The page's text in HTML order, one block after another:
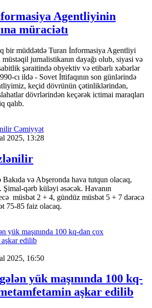
Agentliyinin
müraciətı
bir müddətdə Turan İnformasiya Agentliyi
jurnalistikanın dayağı olub, siyasi və
şəraitində obyektiv və etibarlı xəbərlər
cı ildə - Sovet İttifaqının son günlərində
keçid dövrünün çətinliklərindən,
dövrlərindən keçərək ictimai maraqları
qalıb.
Cəmiyyət
2025, 13:28
Bakıda və Abşeronda hava tutqun olacaq,
Şimal-qərb küləyi əsəcək. Havanın
müsbət 2 + 4, gündüz müsbət 5 + 7 dərəcə
75-85 faiz olacaq.
2025, 16:50
yük maşınında 100 kq-
aşkar edilib